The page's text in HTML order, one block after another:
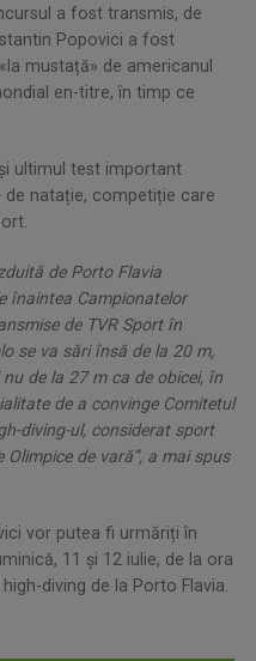
a fost transmis, de
Popovici a fost
mustață» de americanul
en-titre, în timp ce
ultimul test important
de natație, competiție care
de Porto Flavia
înaintea Campionatelor
de TVR Sport în
se va sări însă de la 20 m,
de la 27 m ca de obicei, în
de a convinge Comitetul
diving-ul, considerat sport
de vară”, a mai spus
vor putea fi urmăriți în
11 și 12 iulie, de la ora
diving de la Porto Flavia.